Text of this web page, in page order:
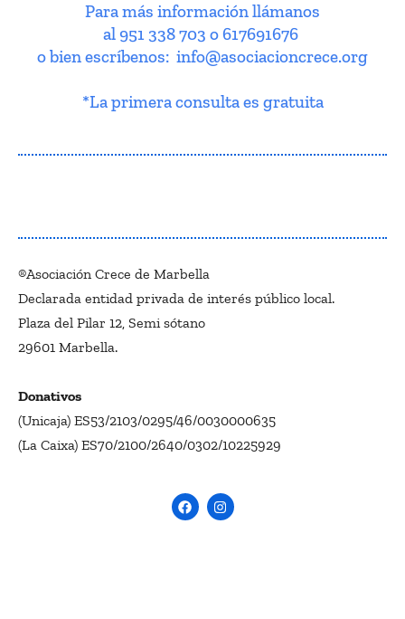
Para más información llámanos
al 951 338 703 o 617691676
o bien escríbenos: info@asociacioncrece.org
*La primera consulta es gratuita
®Asociación Crece de Marbella
Declarada entidad privada de interés público local.
Plaza del Pilar 12, Semi sótano
29601 Marbella.
Donativos
(Unicaja) ES53/2103/0295/46/0030000635
(La Caixa) ES70/2100/2640/0302/10225929